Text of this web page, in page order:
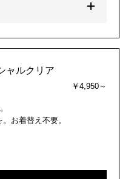
ャルクリア
￥4,950～
お着替え不要。